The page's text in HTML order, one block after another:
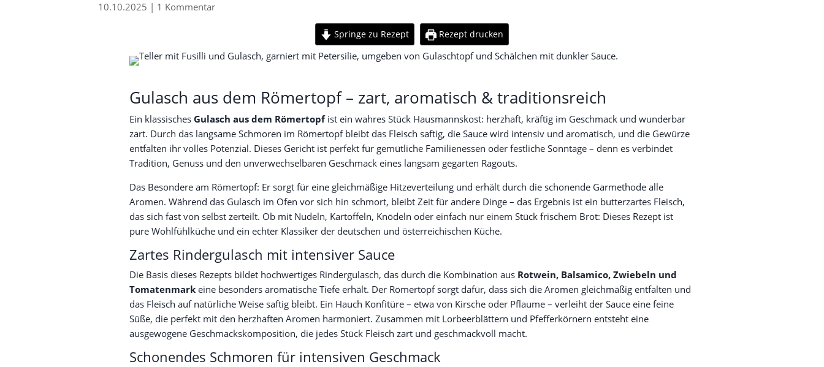
10.10.2025 | 1 Kommentar
Springe zu Rezept Rezept drucken
Gulasch aus dem Römertopf – zart, aromatisch & traditionsreich
Ein klassischesGulasch aus dem Römertopfist ein wahres Stück Hausmannskost: herzhaft, kräftig im Geschmack und wunderbar
zart. Durch das langsame Schmoren im Römertopf bleibt das Fleisch saftig, die Sauce wird intensiv und aromatisch, und die Gewürze
entfalten ihr volles Potenzial. Dieses Gericht ist perfekt für gemütliche Familienessen oder festliche Sonntage – denn es verbindet
Tradition, Genuss und den unverwechselbaren Geschmack eines langsam gegarten Ragouts.
Das Besondere am Römertopf: Er sorgt für eine gleichmäßige Hitzeverteilung und erhält durch die schonende Garmethode alle
Aromen. Während das Gulasch im Ofen vor sich hin schmort, bleibt Zeit für andere Dinge – das Ergebnis ist ein butterzartes Fleisch,
das sich fast von selbst zerteilt. Ob mit Nudeln, Kartoffeln, Knödeln oder einfach nur einem Stück frischem Brot: Dieses Rezept ist
pure Wohlfühlküche und ein echter Klassiker der deutschen und österreichischen Küche.
Zartes Rindergulasch mit intensiver Sauce
Die Basis dieses Rezepts bildet hochwertiges Rindergulasch, das durch die Kombination aus Rotwein, Balsamico, Zwiebeln und
Tomatenmark eine besonders aromatische Tiefe erhält. Der Römertopf sorgt dafür, dass sich die Aromen gleichmäßig entfalten und
das Fleisch auf natürliche Weise saftig bleibt. Ein Hauch Konfitüre – etwa von Kirsche oder Pflaume – verleiht der Sauce eine feine
Süße, die perfekt mit den herzhaften Aromen harmoniert. Zusammen mit Lorbeerblättern und Pfefferkörnern entsteht eine
ausgewogene Geschmackskomposition, die jedes Stück Fleisch zart und geschmackvoll macht.
Schonendes Schmoren für intensiven Geschmack